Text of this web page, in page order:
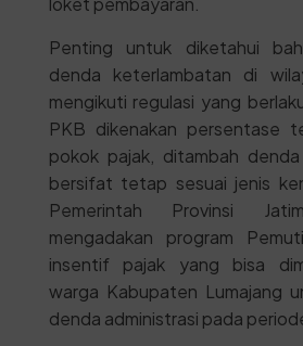
Penting untuk diketahui
denda keterlambatan di
mengikuti regulasi yang
PKB dikenakan persentase
pokok pajak, ditambah
bersifat tetap sesuai jenis
Pemerintah Provinsi
mengadakan program
insentif pajak yang bisa
warga Kabupaten Lumajang
denda administrasi pada